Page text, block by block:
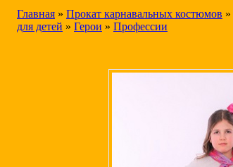
Главная » Прокат карнавальных костюмов »
для детей » Герои » Профессии